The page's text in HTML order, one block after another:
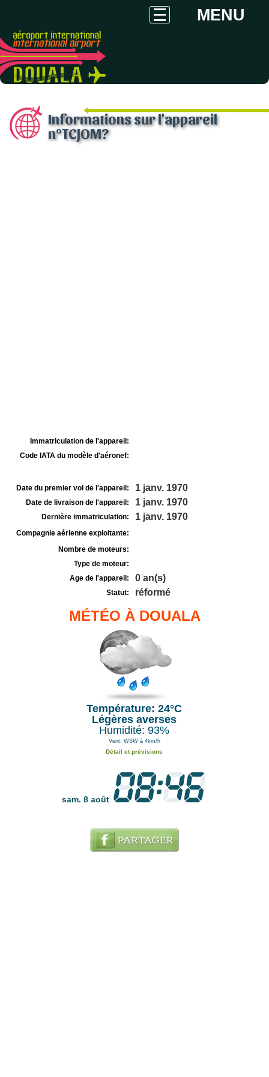
MENU
Informations sur l'appareil
n°TCJOM?
Immatriculation de l'appareil:
Code IATA du modèle d'aéronef:
Date du premier vol de l'appareil: 1 janv. 1970
Date de livraison de l'appareil: 1 janv. 1970
Dernière immatriculation: 1 janv. 1970
Compagnie aérienne exploitante:
Nombre de moteurs:
Type de moteur:
Age de l'appareil:
0 an(s)
Statut: réformé
MÉTÉO À DOUALA
Température: 24°C
Légères averses
Humidité: 93%
Vent: WSW à 4km/h
Détail et prévisions
sam. 8 août